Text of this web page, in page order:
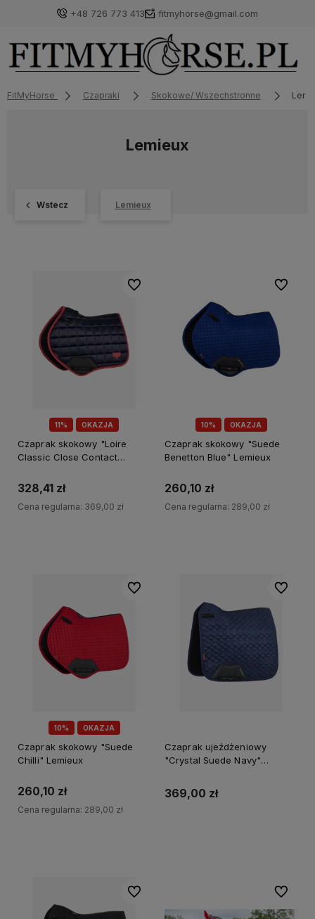
+48 726 773 413 fitmyhorse@gmail.com
FitMyHorse Czapraki Skokowe/ Wszechstronne
Lemieux
Wstecz Lemieux
11% OKAZJA
Czaprak skokowy "Loire
Classic Close Contact
Lemieux
328,41 zł
Cena regularna: 369,00 zł
Do ulubionych
10% OKAZJA
Czaprak skokowy "Suede
Benetton Blue" Lemieux
260,10 zł
Cena regularna: 289,00 zł
Do
10% OKAZJA
Czaprak skokowy "Suede
Chilli" Lemieux
260,10 zł
Cena regularna: 289,00 zł
Do ulubionych
Czaprak ujeżdżeniowy
"Crystal Suede Navy"
369,00 zł
Do
Do ulubionych Do